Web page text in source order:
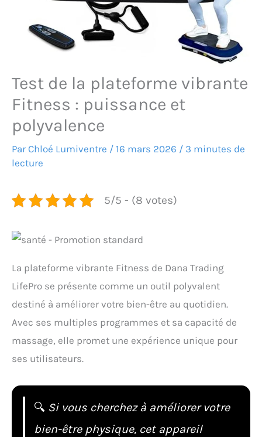
Test de la plateforme vibrante
Fitness : puissance et
polyvalence
Par Chloé Lumiventre / 16 mars 2026 / 3 minutes de
lecture
5/5 - (8 votes)
La plateforme vibrante Fitness de Dana Trading
LifePro se présente comme un outil polyvalent
destiné à améliorer votre bien-être au quotidien.
Avec ses multiples programmes et sa capacité de
massage, elle promet une expérience unique pour
ses utilisateurs.
🔍 Si vous cherchez à améliorer votre
bien-être physique, cet appareil